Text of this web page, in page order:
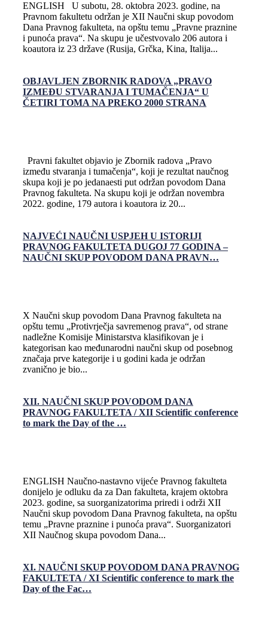
ENGLISH U subotu, 28. oktobra 2023. godine, na
Pravnom fakultetu održan je XII Naučni skup povodom
Dana Pravnog fakulteta, na opštu temu „Pravne praznine
i punoća prava“. Na skupu je učestvovalo 206 autora i
koautora iz 23 države (Rusija, Grčka, Kina, Italija...
OBJAVLJEN ZBORNIK RADOVA „PRAVO
IZMEĐU STVARANJA I TUMAČENJA“ U
ČETIRI TOMA NA PREKO 2000 STRANA
Pravni fakultet objavio je Zbornik radova „Pravo
između stvaranja i tumačenja“, koji je rezultat naučnog
skupa koji je po jedanaesti put održan povodom Dana
Pravnog fakulteta. Na skupu koji je održan novembra
2022. godine, 179 autora i koautora iz 20...
NAJVEĆI NAUČNI USPJEH U ISTORIJI
PRAVNOG FAKULTETA DUGOJ 77 GODINA –
NAUČNI SKUP POVODOM DANA PRAVN…
X Naučni skup povodom Dana Pravnog fakulteta na
opštu temu „Protivrječja savremenog prava“, od strane
nadležne Komisije Ministarstva klasifikovan je i
kategorisan kao međunarodni naučni skup od posebnog
značaja prve kategorije i u godini kada je održan
zvanično je bio...
XII. NAUČNI SKUP POVODOM DANA
PRAVNOG FAKULTETA / XII Scientific conference
to mark the Day of the …
ENGLISH Naučno-nastavno vijeće Pravnog fakulteta
donijelo je odluku da za Dan fakulteta, krajem oktobra
2023. godine, sa suorganizatorima priredi i održi XII
Naučni skup povodom Dana Pravnog fakulteta, na opštu
temu „Pravne praznine i punoća prava“. Suorganizatori
XII Naučnog skupa povodom Dana...
XI. NAUČNI SKUP POVODOM DANA PRAVNOG
FAKULTETA / XI Scientific conference to mark the
Day of the Fac…